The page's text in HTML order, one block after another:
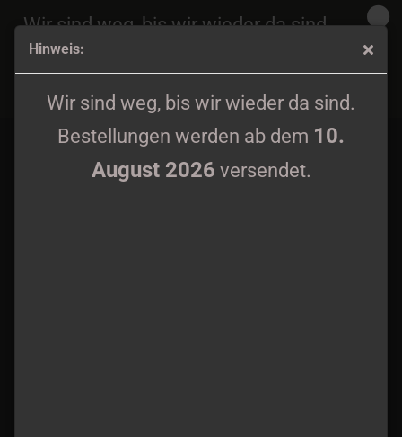
Hinweis:
Wir sind weg, bis wir wieder da sind.
Bestellungen werden ab dem 10.
August 2026 versendet.
Wir sind weg, bis wir wieder da sind.
Bestellungen werden ab dem
August 2026
versendet.